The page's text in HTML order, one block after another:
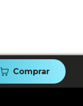
Comprar